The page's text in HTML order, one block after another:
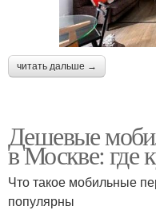
читать дальше →
Дешевые
в Москве: где
Что такое мобильные
популярны